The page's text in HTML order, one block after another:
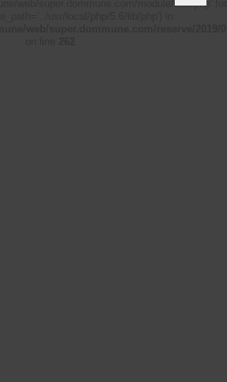
web/super.dommune.com/module/sns.php' for